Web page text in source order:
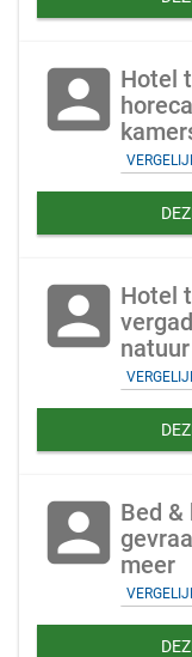
account_box Hotel
account_box Hotel
natuur
account_box Bed
meer